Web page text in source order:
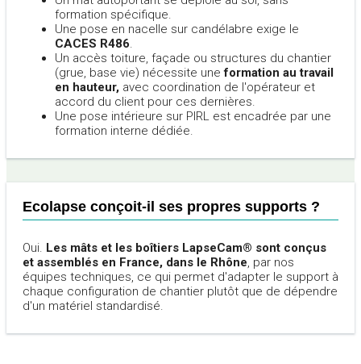
formation spécifique.
Une pose en nacelle sur candélabre exige le
CACES R486.
Un accès toiture, façade ou structures du chantier
(grue, base vie) nécessite uneformation au travail
en hauteur, avec coordination de l'opérateur et
accord du client pour ces dernières.
Une pose intérieure sur PIRL est encadrée par une
formation interne dédiée.
Ecolapse conçoit-il ses propres supports ?
Oui. Les mâts et les boîtiers LapseCam® sont conçus
et assemblés en France, dans le Rhône, par nos
équipes techniques, ce qui permet d'adapter le support à
chaque configuration de chantier plutôt que de dépendre
d'un matériel standardisé.